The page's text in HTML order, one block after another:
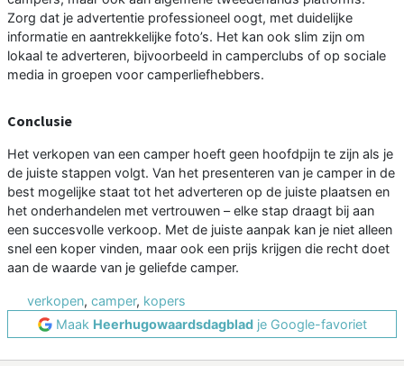
Zorg dat je advertentie professioneel oogt, met duidelijke
informatie en aantrekkelijke foto’s. Het kan ook slim zijn om
lokaal te adverteren, bijvoorbeeld in camperclubs of op sociale
media in groepen voor camperliefhebbers.
Conclusie
Het verkopen van een camper hoeft geen hoofdpijn te zijn als je
de juiste stappen volgt. Van het presenteren van je camper in de
best mogelijke staat tot het adverteren op de juiste plaatsen en
het onderhandelen met vertrouwen – elke stap draagt bij aan
een succesvolle verkoop. Met de juiste aanpak kan je niet alleen
snel een koper vinden, maar ook een prijs krijgen die recht doet
aan de waarde van je geliefde camper.
verkopen, camper, kopers
Maak Heerhugowaardsdagbladje Google-favoriet